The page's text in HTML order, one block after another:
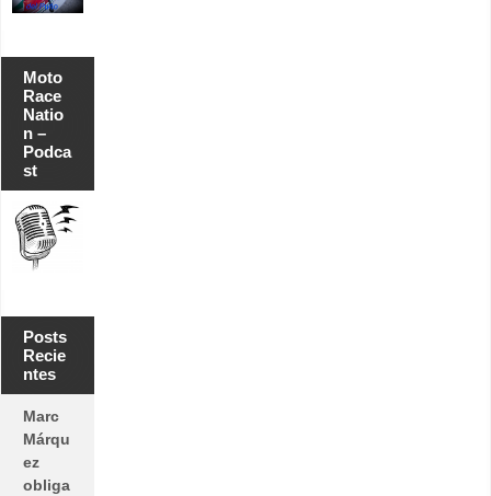
Moto
Race
Natio
n –
Podca
st
Posts
Recie
ntes
Marc
Márqu
ez
obliga